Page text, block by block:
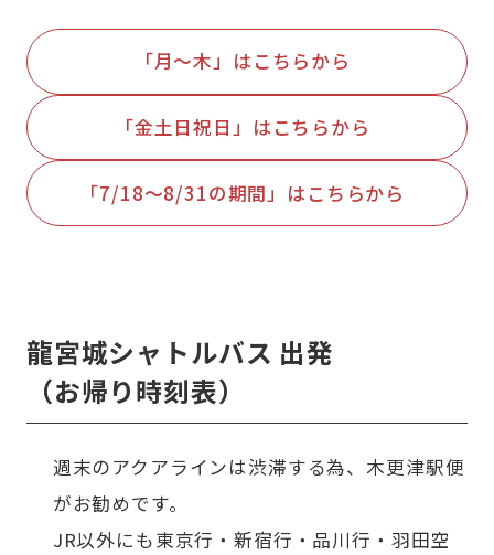
「月～木」はこちらから
「金土日祝日」はこちらから
「7/18～8/31の期間」はこちらから
龍宮城シャトルバス 出発
（お帰り時刻表）
週末のアクアラインは渋滞する為、木更津駅便
がお勧めです。
JR以外にも東京行・新宿行・品川行・羽田空